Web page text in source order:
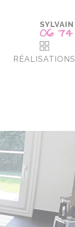
RÉALISATIONS